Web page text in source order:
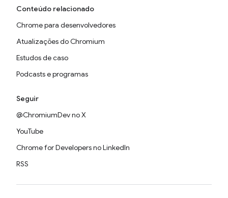
Conteúdo relacionado
Chrome para desenvolvedores
Atualizações do Chromium
Estudos de caso
Podcasts e programas
Seguir
@ChromiumDev no X
YouTube
Chrome for Developers no LinkedIn
RSS